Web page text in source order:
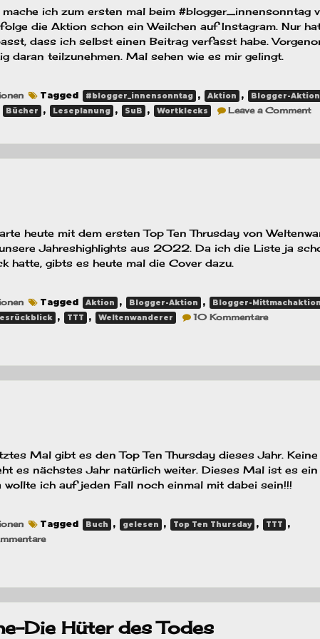
mache ich zum ersten mal beim #blogger_innensonntag
die Aktion schon ein Weilchen auf Instagram. Nur
dass ich selbst einen Beitrag verfasst habe.
daran teilzunehmen. Mal sehen wie es mir gelingt.
Tagged #blogger_innensonntag , Aktion , Blogger-Aktion
Bücher , Leseplanung , SuB , Wortklecks Leave a Commenton
heute mit dem ersten Top Ten Thrusday von
Jahreshighlights aus 2022. Da ich die Liste ja
hatte, gibts es heute mal die Cover dazu.
Tagged Aktion , Blogger-Aktion , Blogger-Mittmachaktion
, TTT , Weltenwanderer 10 Kommentarezu
Mal gibt es den Top Ten Thursday dieses Jahr.
es nächstes Jahr natürlich weiter. Dieses Mal ist es ein
wollte ich auf jeden Fall noch einmal mit dabei sein!!!
Tagged Buch , gelesen , Top Ten Thursday , TTT ,
zu
Die Hüter des Todes